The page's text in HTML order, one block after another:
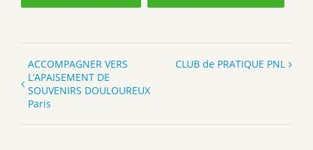
ACCOMPAGNER VERS
L’APAISEMENT DE
SOUVENIRS DOULOUREUX
Paris
CLUB de PRATIQUE PNL